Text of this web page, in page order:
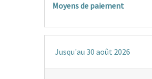
Moyens de paiement
Jusqu'au 30 août 2026